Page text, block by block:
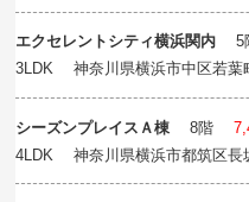
佐木長者町駅徒歩4分
エクセレントシティ横浜関内
3LDK 神奈川県横浜市中区若葉町1丁目 伊勢佐木長者町
駅徒歩7分
シーズンプレイスＡ棟 8階
4LDK 神奈川県横浜市都筑区長坂 センター南駅徒歩23
分